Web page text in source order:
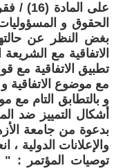
على
الحقوق و
بغض النظر عن
تطبيق الاتفاقية مع
مع موضوع الاتفاقية
و بالتطابق التام مع
أشكال التمييز ضد
بدعوة من جامعة
توصيات المؤتمر : "